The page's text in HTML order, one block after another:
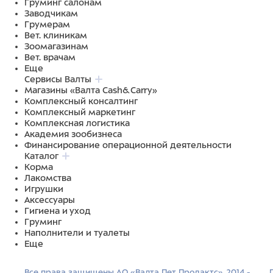
Груминг салонам
Заводчикам
Грумерам
Вет. клиникам
Зоомагазинам
Вет. врачам
Еще
Сервисы Валты
Магазины «Валта Cash&Carry»
Комплексный консалтинг
Комплексный маркетинг
Комплексная логистика
Академия зообизнеса
Финансирование операционной деятельности
Каталог
Корма
Лакомства
Игрушки
Аксессуары
Гигиена и уход
Груминг
Наполнители и туалеты
Еще